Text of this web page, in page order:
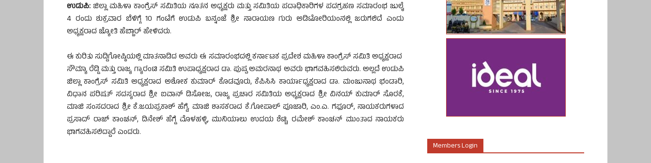
ಉಡುಪಿ: ಜಿಲ್ಲಾ ಮಹಿಳಾ ಕಾಂಗ್ರೆಸ್ ಸಮಿತಿಯ ನೂತನ ಅಧ್ಯಕ್ಷರು ಮತ್ತು ಸಮಿತಿಯ ಪದಾಧಿಕಾರಿಗಳ ಪದಗ್ರಹಣ ಸಮಾರಂಭ ಜುಲೈ
4 ರಂದು ಶುಕ್ರವಾರ ಬೆಳಿಗ್ಗೆ 10 ಗಂಟೆಗೆ ಉಡುಪಿ ಬನ್ನಂಜೆ ಶ್ರೀ ನಾರಾಯಣ ಗುರು ಅಡಿಟೋರಿಯಂನಲ್ಲಿ ಜರುಗಲಿದೆ ಎಂದು
ಅಧ್ಯಕ್ಷರಾದ ಜ್ಯೋತಿ ಹೆಬ್ಬಾರ್ ಹೇಳಿದರು.
ಈ ಕುರಿತು ಸುದ್ದಿಗೋಷ್ಠಿಯಲ್ಲಿ ಮಾತನಾಡಿದ ಅವರು ಈ ಸಮಾರಂಭದಲ್ಲಿ ಕರ್ನಾಟಕ ಪ್ರದೇಶ ಮಹಿಳಾ ಕಾಂಗ್ರೆಸ್ ಸಮಿತಿ ಅಧ್ಯಕ್ಷರಾದ
ಸೌಮ್ಯಾ ರೆಡ್ಡಿ ಮತ್ತು ರಾಜ್ಯ ಗ್ಯಾರಂಟಿ ಸಮಿತಿ ಉಪಾಧ್ಯಕ್ಷರಾದ ಡಾ. ಪುಷ್ಪ ಅಮರನಾಥ ಅವರು ಭಾಗವಹಿಸಲಿರುವರು. ಅಲ್ಲದೆ ಉಡುಪಿ
ಜಿಲ್ಲಾ ಕಾಂಗ್ರೆಸ್ ಸಮಿತಿ ಅಧ್ಯಕ್ಷರಾದ ಅಶೋಕ ಕುಮಾರ್ ಕೊಡವೂರು, ಕೆಪಿಸಿಸಿ ಕಾರ್ಯಾಧ್ಯಕ್ಷರಾದ ಡಾ. ಮಂಜುನಾಥ ಭಂಡಾರಿ,
ವಿಧಾನ ಪರಿಷತ್ ಸದಸ್ಯರಾದ ಶ್ರೀ ಐವಾನ್ ಡಿಸೋಜ, ರಾಜ್ಯ ಪ್ರಚಾರ ಸಮಿತಿಯ ಅಧ್ಯಕ್ಷರಾದ ಶ್ರೀ ವಿನಯ್ ಕುಮಾರ್ ಸೊರಕೆ,
ಮಾಜಿ ಸಂಸದರಾದ ಶ್ರೀ ಕೆ.ಜಯಪ್ರಕಾಶ್ ಹೆಗ್ಡೆ, ಮಾಜಿ ಶಾಸಕರಾದ ಕೆ.ಗೋಪಾಲ್ ಪೂಜಾರಿ, ಎಂ.ಎ. ಗಫೂರ್, ನಾಯಕರುಗಳಾದ
ಪ್ರಸಾದ್ ರಾಜ್ ಕಾಂಚನ್, ದಿನೇಶ್ ಹೆಗ್ಡೆ ಮೊಳಹಳ್ಳಿ, ಮುನಿಯಾಲು ಉದಯ ಶೆಟ್ಟಿ, ರಮೇಶ್ ಕಾಂಚನ್ ಮುಂತಾದ ನಾಯಕರು
ಭಾಗವಹಿಸಲಿದ್ದಾರೆ ಎಂದರು.
Members Login